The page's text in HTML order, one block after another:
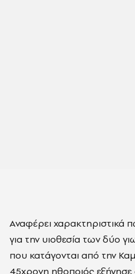
Αναφέρει χαρακτηριστικά
για την υιοθεσία των δύο
που κατάγονται από την
45χρονη ηθοποιός εξήγησε